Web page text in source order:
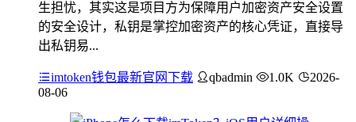
生担忧，其实这是项目方为保障用户加密资产安全设置
的安全设计，私钥是掌控加密资产的核心凭证，直接导
出私钥易...
imtoken钱包最新官网下载 qbadmin 1.0K
2026-
08-06